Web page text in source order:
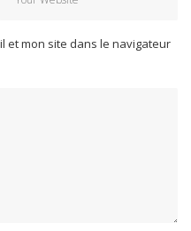
et mon site dans le navigateur